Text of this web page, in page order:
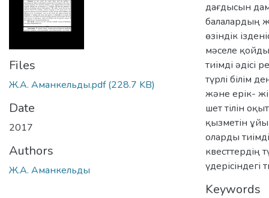
Files
Ж.А. Аманкельды.pdf(228.7 KB)
Date
2017
Authors
Ж.А. Аманкельды
дағдысын
балалардың
өзіндік
мәселе
тиімді әдісі
түрлі білім
және ерік-
шет тілін
қызметін
оларды
квесттердің
үдерісіндегі
Keywords